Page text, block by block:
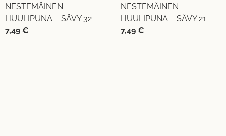
NESTEMÄINEN
HUULIPUNA – SÄVY 32
7,49 €
NESTEMÄINEN
HUULIPUNA – SÄVY 21
7,49 €